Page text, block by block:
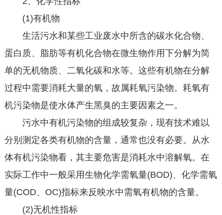
(1)有机物
生活污水和某些工业废水中所含的碳水化合物、
蛋白质、脂肪等有机化合物在微生物作用下分解为简
单的无机物质、二氧化碳和水等。这些有机物在分解
过程中需要消耗大量的氧，故属耗氧污染物。耗氧有
机污染物是使水体产生黑臭的主要因素之一。
污水中有机污染物的组成较复杂，现有技术难以
分别测定各类有机物的含量，通常也没有必要。从水
体有机污染物看，其主要危害是消耗水中溶解氧。在
实际工作中一般采用生物化学需氧量(BOD)、化学需氧
量(COD、OC)指标来反映水中需氧有机物的含量。
(2)无机性指标